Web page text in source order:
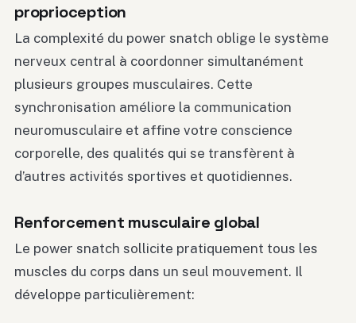
proprioception
La complexité du power snatch oblige le système
nerveux central à coordonner simultanément
plusieurs groupes musculaires. Cette
synchronisation améliore la communication
neuromusculaire et affine votre conscience
corporelle, des qualités qui se transfèrent à
d’autres activités sportives et quotidiennes.
Renforcement musculaire global
Le power snatch sollicite pratiquement tous les
muscles du corps dans un seul mouvement. Il
développe particulièrement: